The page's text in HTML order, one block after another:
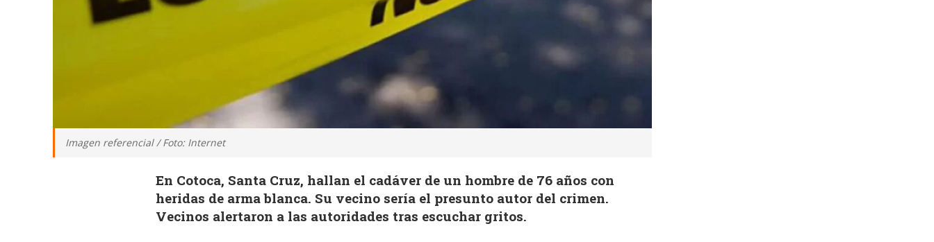
Imagen referencial / Foto: Internet
En Cotoca, Santa Cruz, hallan el cadáver de un hombre de 76 años con
heridas de arma blanca. Su vecino sería el presunto autor del crimen.
Vecinos alertaron a las autoridades tras escuchar gritos.